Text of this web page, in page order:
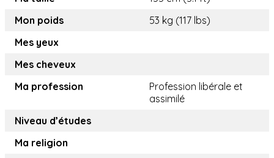
Mon poids
53 kg (117 lbs)
Mes yeux
Mes cheveux
Ma profession
Profession libérale et
assimilé
Niveau d’études
Ma religion